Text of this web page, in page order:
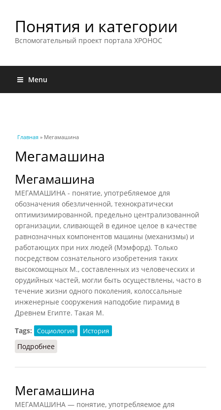
Понятия и категории
Вспомогательный проект портала ХРОНОС
Menu
Вы здесь
Главная » Мегамашина
Мегамашина
Мегамашина
МЕГАМАШИНА - понятие, употребляемое для
обозначения обезличенной, технократически
оптимизимированной, предельно централизованной
организации, сливающей в единое целое в качестве
равнозначных компонентов машины (механизмы) и
работающих при них людей (Мэмфорд). Только
посредством сознательного изобретения таких
высокомощных М., составленных из человеческих и
орудийных частей, могли быть осуществлены, часто в
течение жизни одного поколения, колоссальные
инженерные сооружения наподобие пирамид в
Древнем Египте. Такая М.
Tags:
Социология История
Подробнее
Мегамашина
МЕГАМАШИНА — понятие, употребляемое для